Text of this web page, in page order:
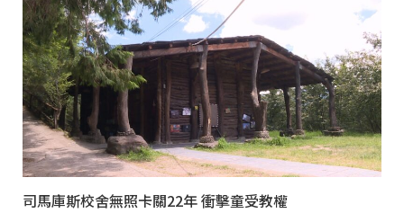
司馬庫斯校舍無照卡關22年 衝擊童受教權